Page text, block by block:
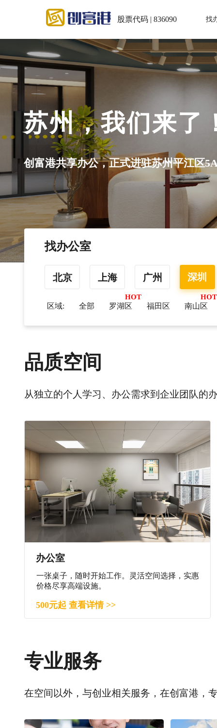
股票代码 | 836090 找
苏州，我们来了
创富港共享办公，正式进驻苏州平江区
找办公室
北京 上海 广州 深圳
区域: 全部 罗湖区 福田区 南山区
品质空间
从独立的个人学习、办公需求到企业团队的
办公室
一张桌子，随时开始工作。灵活空间选择，实惠
价格尽享高端设施。
500元起 查看详情 >>
专业服务
在空间以外，与创业相关服务，在创富港，